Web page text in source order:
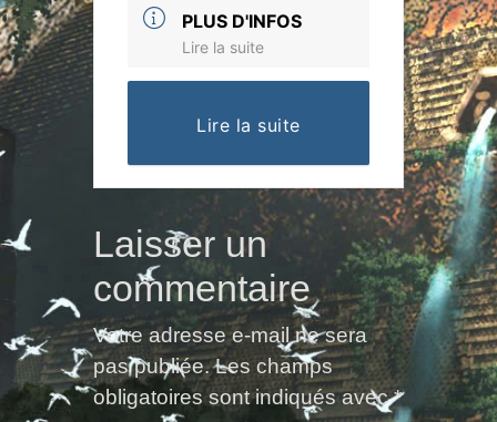
PLUS D'INFOS
Lire la suite
Lire la suite
Laisser un
commentaire
Votre adresse e-mail ne sera
pas publiée. Les champs
obligatoires sont indiqués avec*